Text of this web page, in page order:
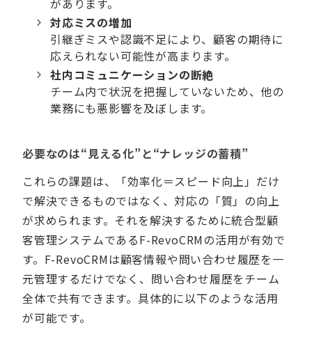
対応ミスの増加
引継ぎミスや認識不足により、顧客の期待に
応えられない可能性が高まります。
社内コミュニケーションの断絶
チーム内で状況を把握していないため、他の
業務にも悪影響を及ぼします。
必要なのは“ 見える化”と“ナレッジの蓄積”
これらの課題は、「効率化＝スピード向上」だけ
で解決できるものではなく、対応の「質」の向上
が求められます。それを解決するために統合型顧
客管理システムであるF-RevoCRMの活用が有効で
す。F-RevoCRMは顧客情報や問い合わせ履歴を一
元管理するだけでなく、問い合わせ履歴をチーム
全体で共有できます。具体的に以下のような活用
が可能です。